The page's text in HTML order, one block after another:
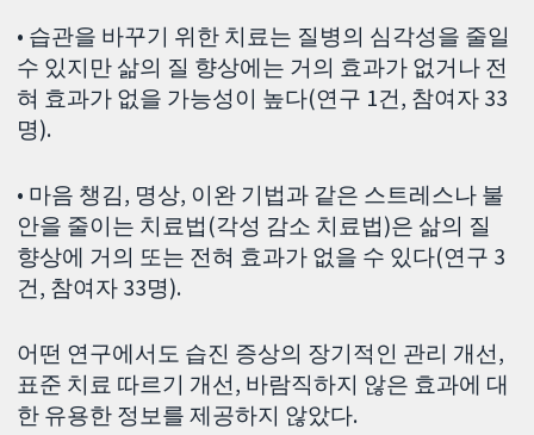
• 습관을 바꾸기 위한 치료는 질병의 심각성을 줄일
수 있지만 삶의 질 향상에는 거의 효과가 없거나 전
혀 효과가 없을 가능성이 높다(연구 1건, 참여자 33
명).
• 마음 챙김, 명상, 이완 기법과 같은 스트레스나 불
안을 줄이는 치료법(각성 감소 치료법)은 삶의 질
향상에 거의 또는 전혀 효과가 없을 수 있다(연구 3
건, 참여자 33명).
어떤 연구에서도 습진 증상의 장기적인 관리 개선,
표준 치료 따르기 개선, 바람직하지 않은 효과에 대
한 유용한 정보를 제공하지 않았다.